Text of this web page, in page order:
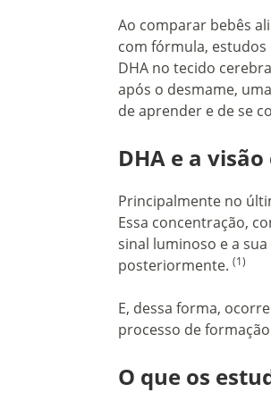
Ao comparar bebês
com fórmula,
DHA no tecido
após o desmame,
de aprender e de se
DHA e a
Principalmente no
Essa concentração,
sinal luminoso e a
posteriormente. (1)
E, dessa forma,
processo de
O que os